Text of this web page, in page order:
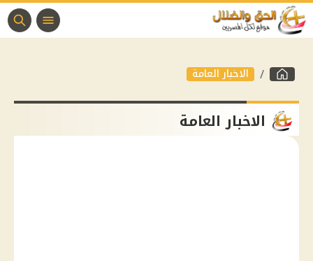
الاخبار العامة
الاخبار العامة